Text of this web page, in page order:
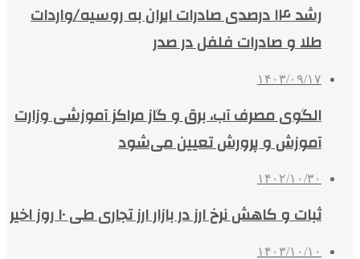
رشد ۱۴ درصدی صادرات ایران به روسیه/واردات
طلا و صادرات فلفل در صدر
۱۴۰۳/۰۹/۱۷
الگوی مصرف آب، برق و گاز مراکز آموزشی وزارت
آموزش و پرورش تعیین می‌شود
۱۴۰۲/۱۰/۳۰
ثبات و کاهش نرخ ارز در بازار ارز تجاری طی ۱۰ روز اخیر
۱۴۰۳/۱۰/۱۰